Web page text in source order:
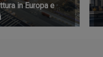
in Europa e